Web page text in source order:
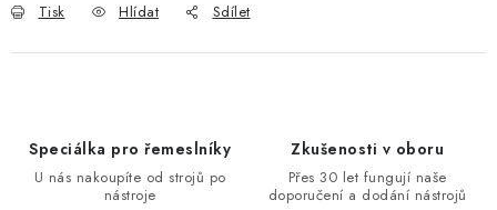
NÁSTROJE PRO OPRACOVÁNÍ KOVU
NÁSTROJE PRO FRÉZOVÁNÍ
NÁSTROJE PRO ŘEZÁNÍ KOVU
Tisk Hlídat Sdílet
Speciálka pro řemeslníky
U nás nakoupíte od strojů po
nástroje
Zkušenosti v oboru
Přes 30 let fungují naše
doporučení a dodání nástrojů